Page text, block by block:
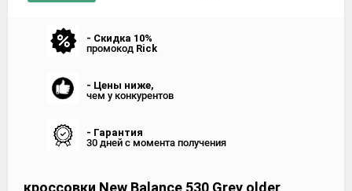
- Скидка 10%
промокод Rick
- Цены ниже,
чем у конкурентов
- Гарантия
30 дней с момента получения
кроссовки New Balance 530 Grey older